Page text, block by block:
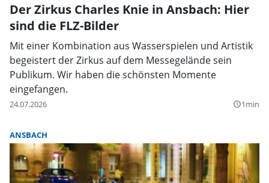
Der Zirkus Charles Knie in Ansbach: Hier
sind die FLZ-Bilder
Mit einer Kombination aus Wasserspielen und Artistik
begeistert der Zirkus auf dem Messegelände sein
Publikum. Wir haben die schönsten Momente
eingefangen.
24.07.2026 query_builder1min
ANSBACH